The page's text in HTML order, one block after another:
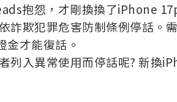
抱怨，才剛換換了iPhone
詐欺犯罪危害防制條例停話。
金才能復話。
列入異常使用而停話呢? 新換